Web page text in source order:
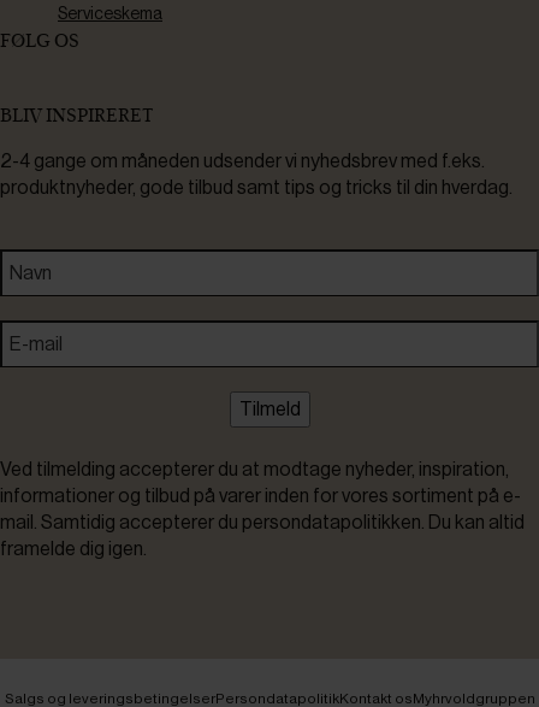
Serviceskema
FØLG OS
BLIV INSPIRERET
2-4 gange om måneden udsender vi nyhedsbrev med f.eks.
produktnyheder, gode tilbud samt tips og tricks til din hverdag.
Tilmeld
Ved tilmelding accepterer du at modtage nyheder, inspiration,
informationer og tilbud på varer inden for vores sortiment på e-
mail. Samtidig accepterer du persondatapolitikken. Du kan altid
framelde dig igen.
Salgs og leveringsbetingelserPersondatapolitikKontakt os Myhrvoldgruppen